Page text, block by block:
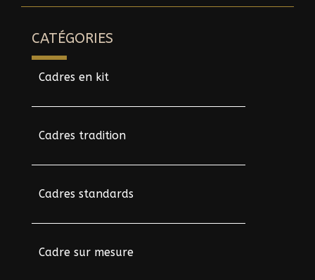
CATÉGORIES
Cadres en kit
Cadres tradition
Cadres standards
Cadre sur mesure